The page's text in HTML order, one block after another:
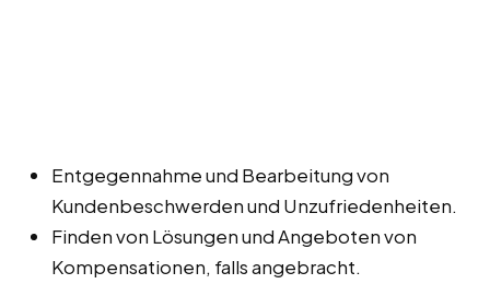
Entgegennahme und Bearbeitung von
Kundenbeschwerden und Unzufriedenheiten.
Finden von Lösungen und Angeboten von
Kompensationen, falls angebracht.